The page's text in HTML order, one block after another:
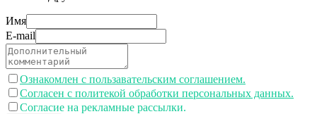
Имя
E-mail
Ознакомлен с пользавательским соглашением.
Согласен с политекой обработки персональных данных.
Согласие на рекламные рассылки.